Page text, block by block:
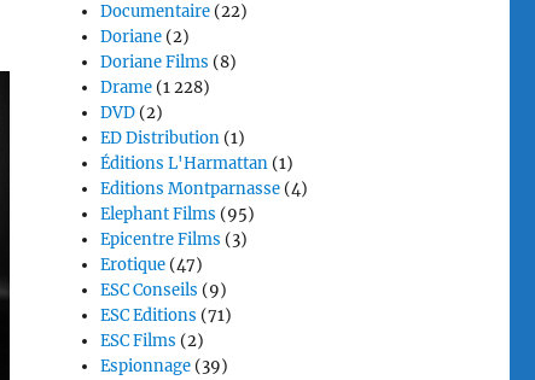
Documentaire (22)
Doriane (2)
Doriane Films (8)
Drame (1 228)
DVD (2)
ED Distribution (1)
Éditions L'Harmattan (1)
Editions Montparnasse (4)
Elephant Films (95)
Epicentre Films (3)
Erotique (47)
ESC Conseils (9)
ESC Editions (71)
ESC Films (2)
Espionnage (39)